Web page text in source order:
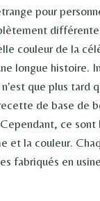
pour
couleur de la
longue
que plus tard
de base
ce
et la couleur.
fabriqués en